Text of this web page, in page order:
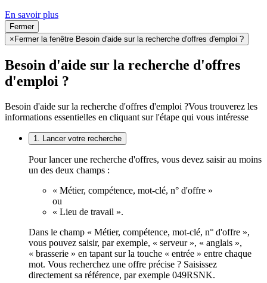
En savoir plus
Fermer
× Fermer la fenêtre Besoin d'aide sur la recherche d'offres d'emploi ?
Besoin d'aide sur la recherche d'offres
d'emploi ?
Besoin d'aide sur la recherche d'offres d'emploi ?Vous trouverez les
informations essentielles en cliquant sur l'étape qui vous intéresse
1. Lancer votre recherche
Pour lancer une recherche d'offres, vous devez saisir au moins
un des deux champs :
« Métier, compétence, mot-clé, n° d'offre »
ou
« Lieu de travail ».
Dans le champ « Métier, compétence, mot-clé, n° d'offre »,
vous pouvez saisir, par exemple, « serveur », « anglais »,
« brasserie » en tapant sur la touche « entrée » entre chaque
mot. Vous recherchez une offre précise ? Saisissez
directement sa référence, par exemple 049RSNK.